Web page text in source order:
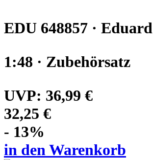
EDU 648857 · Eduard
1:48 · Zubehörsatz
UVP: 36,99 €
32,25 €
- 13%
in den Warenkorb